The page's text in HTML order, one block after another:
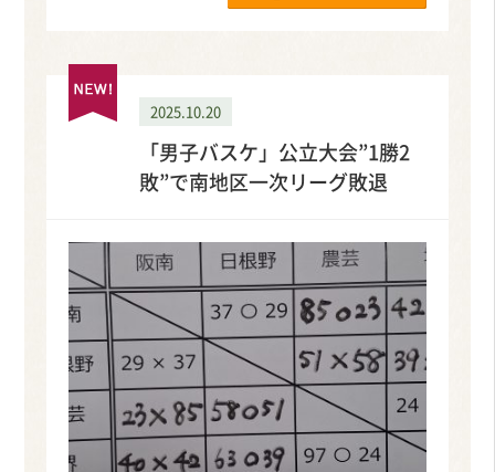
2025.10.20
「男子バスケ」公立大会”1勝2
敗”で南地区一次リーグ敗退